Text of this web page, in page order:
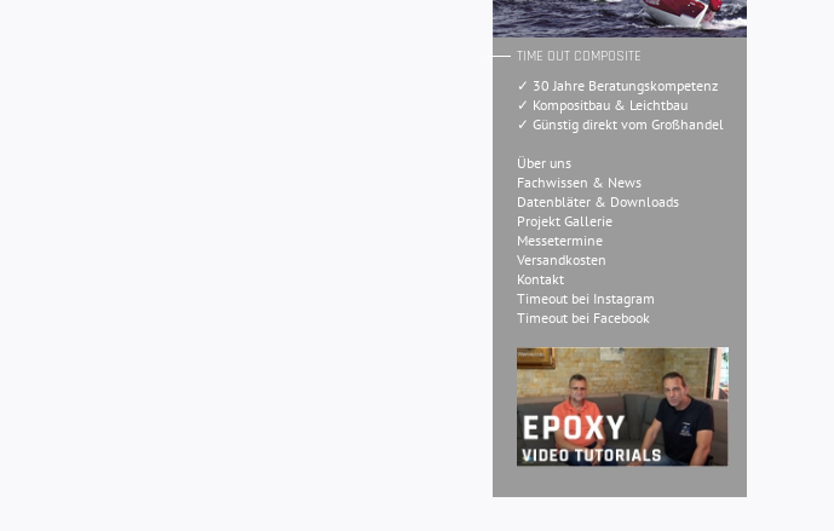
TIME OUT COMPOSITE
✓ 30 Jahre Beratungskompetenz
✓ Kompositbau & Leichtbau
✓ Günstig direkt vom Großhandel
Über uns
Fachwissen & News
Datenbläter & Downloads
Projekt Gallerie
Messetermine
Versandkosten
Kontakt
Timeout bei Instagram
Timeout bei Facebook